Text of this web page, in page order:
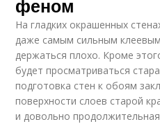
феном
На гладких окрашенных
даже самым сильным
держаться плохо. Кроме
будет просматриваться
подготовка стен к обоям
поверхности слоев старой
и довольно